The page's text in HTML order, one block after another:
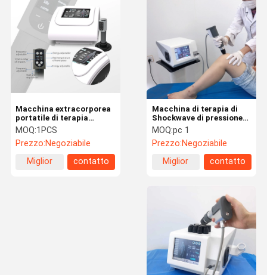
Jet Peel Machine
Macchina elettrica di stimolazione del muscolo
Macchina di fisioterapia di ultrasuono
Macchina fotodinamica di terapia
Macchina di radiofrequenza
Microneedling rf frazionaria
Macchina di fisioterapia del laser
Macchina di terapia di
Shockwave di pressione
d'aria di Antivari della
clinica 6 non dilagante
MOQ:pc 1
Prezzo:Negoziabile
Miglior
contatto
Macchina extracorporea
portatile di terapia
dell'onda di urto per
dolore alla schiena
MOQ:1PCS
Prezzo:Negoziabile
Miglior
contatto